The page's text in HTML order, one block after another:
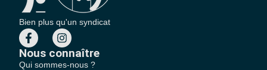
Bien plus qu'un syndicat
Nous connaître
Qui sommes-nous ?